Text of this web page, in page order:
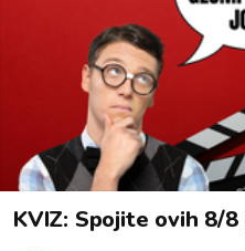
KVIZ: Spojite ovih 8/